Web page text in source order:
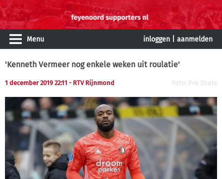
Menu inloggen aanmelden
'Kenneth Vermeer nog enkele weken uit roulatie'
1 december 2019 22:11 - RTV Rijnmond Foto: Pro Shots